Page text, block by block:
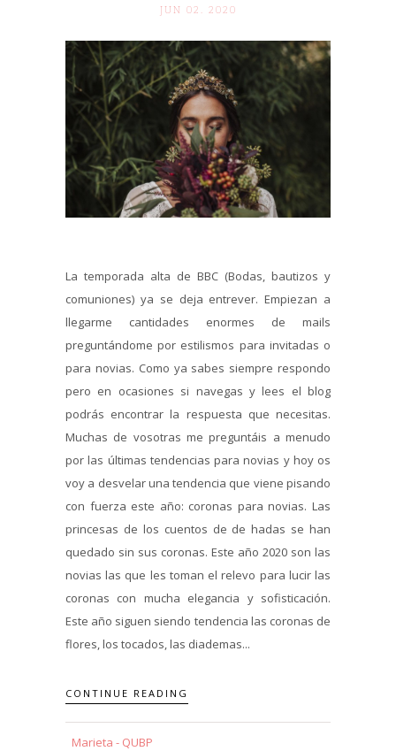
JUN 02. 2020
La temporada alta de BBC (Bodas, bautizos y
comuniones) ya se deja entrever. Empiezan a
llegarme cantidades enormes de mails
preguntándome por estilismos para invitadas o
para novias. Como ya sabes siempre respondo
pero en ocasiones si navegas y lees el blog
podrás encontrar la respuesta que necesitas.
Muchas de vosotras me preguntáis a menudo
por las últimas tendencias para novias y hoy os
voy a desvelar una tendencia que viene pisando
con fuerza este año: coronas para novias. Las
princesas de los cuentos de de hadas se han
quedado sin sus coronas. Este año 2020 son las
novias las que les toman el relevo para lucir las
coronas con mucha elegancia y sofisticación.
Este año siguen siendo tendencia las coronas de
flores, los tocados, las diademas...
CONTINUE READING
Marieta - QUBP